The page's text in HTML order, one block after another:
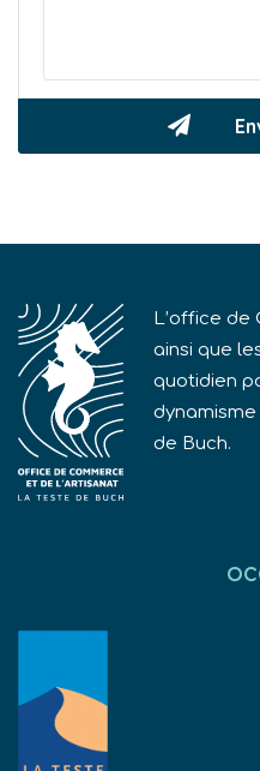
L’office de
ainsi que
quotidien
de Buch.